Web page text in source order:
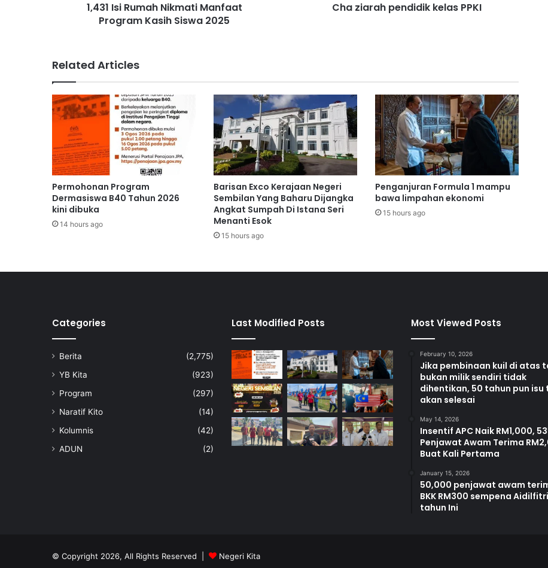
i
k
m
a
a
n
f
a
a
t
g
K
i
h
i
s
a
2
1,431 Isi Rumah Nikmati Manfaat
Program Kasih Siswa 2025
i
k
k
e
a
s
P
K
Cha ziarah pendidik kelas PPKI
Related Articles
Permohonan Program
Dermasiswa B40 Tahun 2026
kini dibuka
14 hours ago
Barisan Exco Kerajaan Negeri
Sembilan Yang Baharu Dijangka
Angkat Sumpah Di Istana Seri
Menanti Esok
15 hours ago
Penganjuran Formula 1 mampu
bawa limpahan ekonomi
15 hours ago
Categories
Berita
(2,775)
YB Kita
(923)
Program
(297)
Naratif Kito
(14)
Kolumnis
(42)
ADUN
(2)
Last Modified Posts Most Viewed Posts
February 10, 2026
Jika pembinaan kuil di atas
bukan milik sendiri tidak
dihentikan, 50 tahun pun isu
akan selesai
May 14, 2026
Insentif APC Naik RM1,000,
Penjawat Awam Terima
Buat Kali Pertama
January 15, 2026
50,000 penjawat awam
BKK RM300 sempena Aidilfitri
tahun Ini
© Copyright 2026, All Rights Reserved | Negeri Kita